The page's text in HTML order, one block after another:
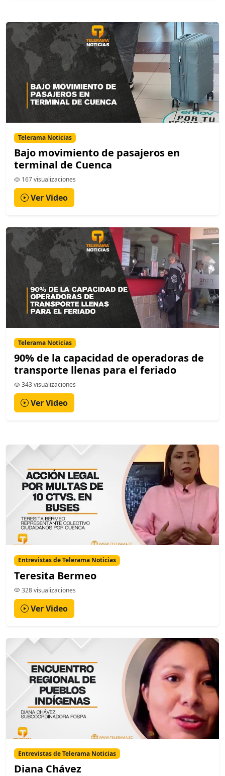
Telerama Noticias
Bajo movimiento de pasajeros en
terminal de Cuenca
167 visualizaciones
Ver Video
Telerama Noticias
90% de la capacidad de operadoras de
transporte llenas para el feriado
343 visualizaciones
Ver Video
Entrevistas de Telerama Noticias
Teresita Bermeo
328 visualizaciones
Ver Video
Entrevistas de Telerama Noticias
Diana Chávez